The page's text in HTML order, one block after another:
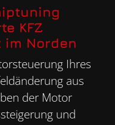
KFZ
Norden
Ihres
aus
der Motor
und